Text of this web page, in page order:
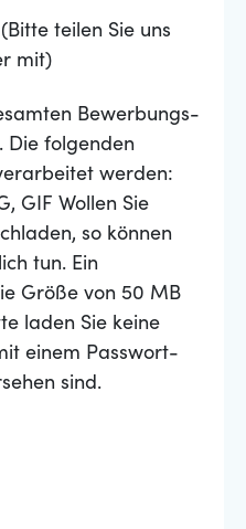
teilen Sie uns
mit)
Bewerbungs-
Die folgenden
werden:
GIF Wollen Sie
so können
tun. Ein
Größe von 50 MB
laden Sie keine
einem Passwort-
sind.